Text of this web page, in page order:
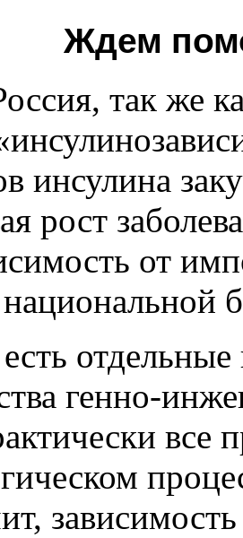
Ждем
так же
инсулина
рост
от
генно-
все